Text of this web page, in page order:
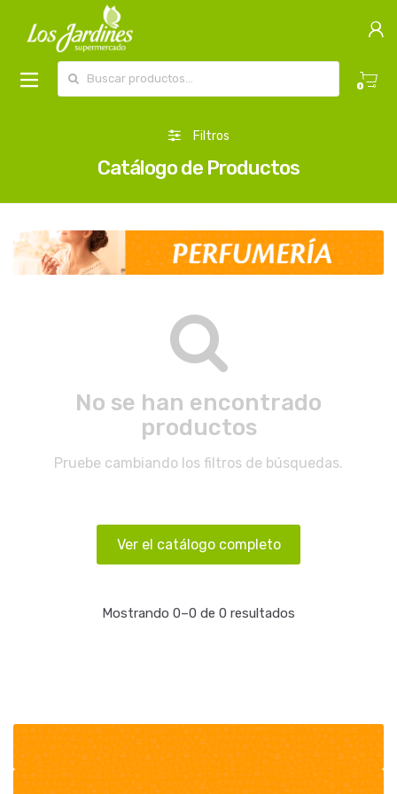
0
Filtros
Catálogo de Productos
No se han encontrado
productos
Pruebe cambiando los filtros de búsquedas.
Ver el catálogo completo
Mostrando 0–0 de 0 resultados